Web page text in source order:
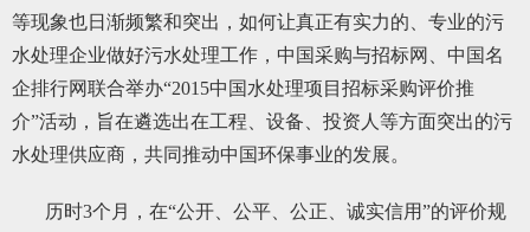
等现象也日渐频繁和突出，如何让真正有实力的、专业的污
水处理企业做好污水处理工作，中国采购与招标网、中国名
企排行网联合举办“2015中国水处理项目招标采购评价推
介”活动，旨在遴选出在工程、设备、投资人等方面突出的污
水处理供应商，共同推动中国环保事业的发展。
历时3个月，在“公开、公平、公正、诚实信用”的评价规